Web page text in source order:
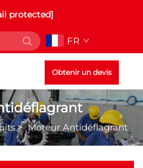
protected]
FR
Obtenir un devis
>Moteur Antidéflagrant